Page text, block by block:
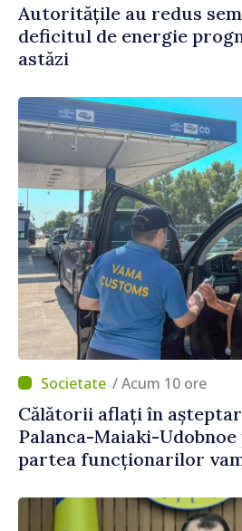
Autoritățile au redus
deficitul de energie
astăzi
/ Acum 10 ore
Călătorii aflați în
Palanca-Maiaki-
partea funcționarilor